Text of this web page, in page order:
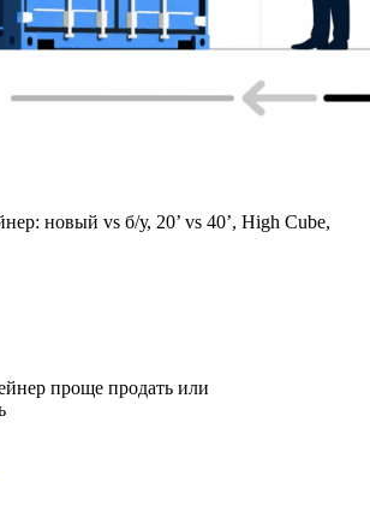
новый vs б/у, 20’ vs 40’, High Cube,
проще продать или